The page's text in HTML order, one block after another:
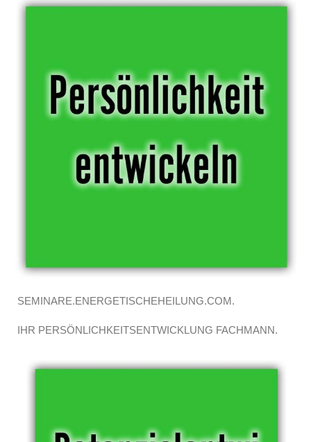
SEMINARE.ENERGETISCHEHEILUNG.COM.
IHR PERSÖNLICHKEITSENTWICKLUNG FACHMANN.